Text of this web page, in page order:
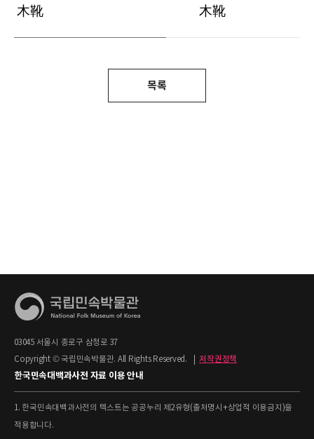
木靴 木靴
목록
03045 서울시 종로구 삼청로 37
Copyright © 국립민속박물관. All Rights Reserved.
저작권정책
한국민속대백과사전 자료 이용 안내
1. 한국민속대백과사전의 텍스트는 공공누리 제2유형(출처명시+상업적 이용금지)을
적용합니다.